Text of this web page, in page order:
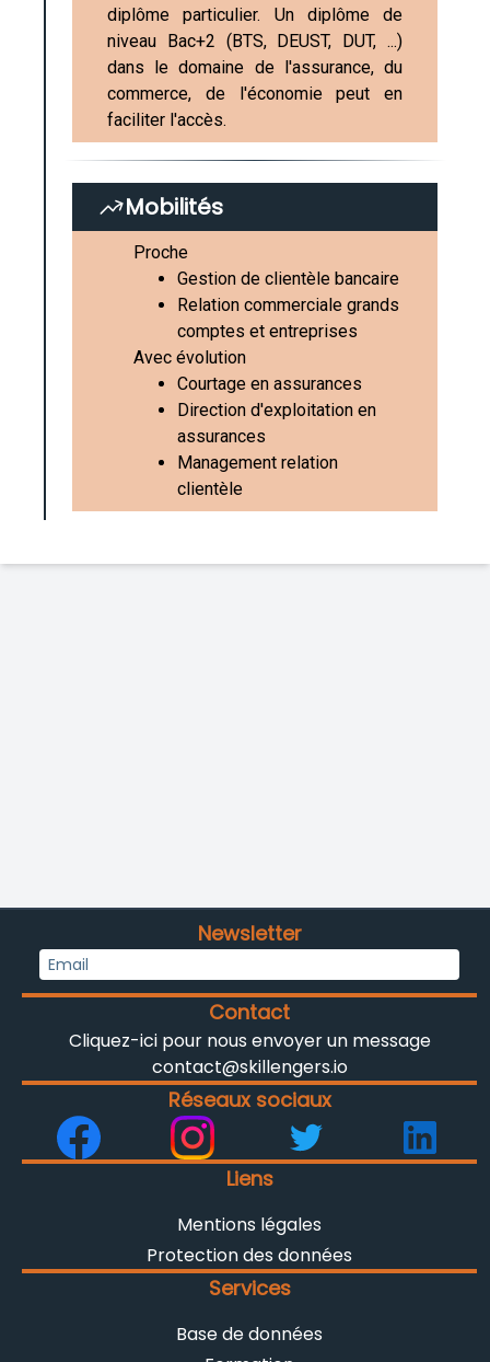
diplôme particulier. Un diplôme de
niveau Bac+2 (BTS, DEUST, DUT, ...)
dans le domaine de l'assurance, du
commerce, de l'économie peut en
faciliter l'accès.
Mobilités
Proche
Gestion de clientèle bancaire
Relation commerciale grands
comptes et entreprises
Avec évolution
Courtage en assurances
Direction d'exploitation en
assurances
Management relation
clientèle
Services
Base de données
Liens
Mentions légales
Protection des données
Réseaux sociaux
Contact
Cliquez-ici pour nous envoyer un message
contact@skillengers.io
Newsletter